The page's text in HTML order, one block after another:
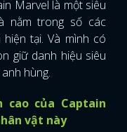
Marvel là một siêu
nằm trong số các
tại. Và mình có
giữ danh hiệu siêu
hùng.
cao của Captain
vật này